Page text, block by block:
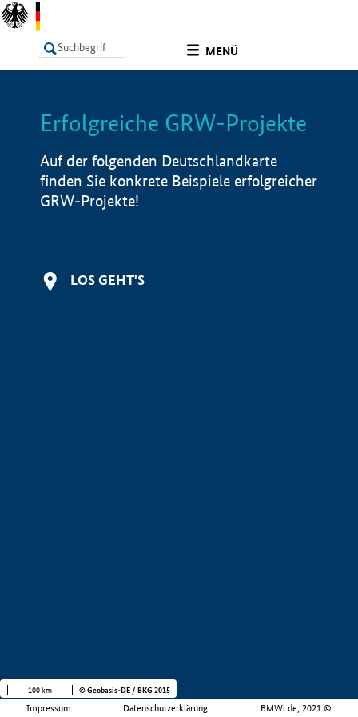
MENÜ
LISTE Info
Erfolgreiche GRW-Projekte
Auf der folgenden Deutschlandkarte
finden Sie konkrete Beispiele erfolgreicher
GRW-Projekte!
LOS GEHT'S
Impressum Datenschutzerklärung BMWi.de, 2021 ©
100 km © Geobasis-DE / BKG 2015